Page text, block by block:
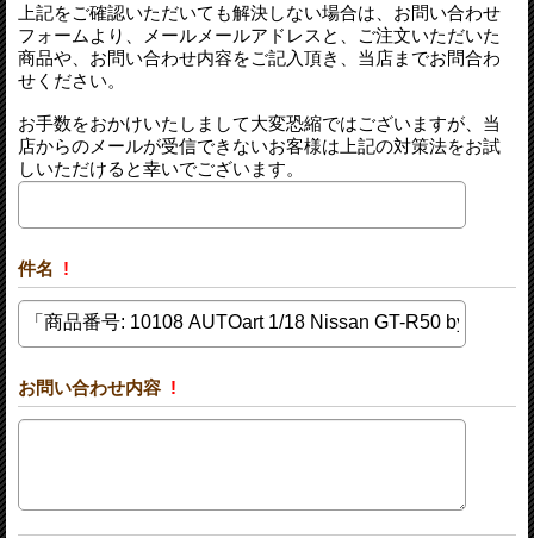
上記をご確認いただいても解決しない場合は、お問い合わせ
フォームより、メールメールアドレスと、ご注文いただいた
商品や、お問い合わせ内容をご記入頂き、当店までお問合わ
せください。
お手数をおかけいたしまして大変恐縮ではございますが、当
店からのメールが受信できないお客様は上記の対策法をお試
しいただけると幸いでございます。
件名 !
お問い合わせ内容 !